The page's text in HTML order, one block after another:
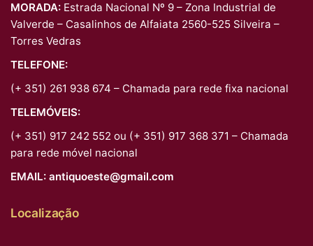
MORADA: Estrada Nacional Nº 9 – Zona Industrial de
Valverde – Casalinhos de Alfaiata 2560-525 Silveira –
Torres Vedras
TELEFONE:
(+ 351) 261 938 674 – Chamada para rede fixa nacional
TELEMÓVEIS:
(+ 351) 917 242 552 ou (+ 351) 917 368 371 – Chamada
para rede móvel nacional
EMAIL: antiquoeste@gmail.com
Localização